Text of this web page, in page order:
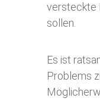
versteckte
sollen.
Es ist
Problems